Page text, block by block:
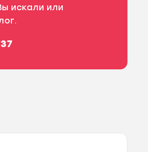
искали или